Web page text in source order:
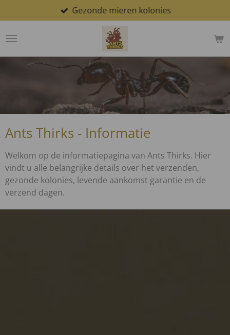
direct
naar
Gezonde mieren kolonies
Ants Thirks - Informatie
Welkom op de informatiepagina van Ants Thirks. Hier
vindt u alle belangrijke details over het verzenden,
gezonde kolonies, levende aankomst garantie en de
verzend dagen.